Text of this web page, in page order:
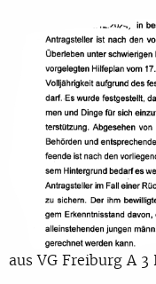
aus VG Freiburg A